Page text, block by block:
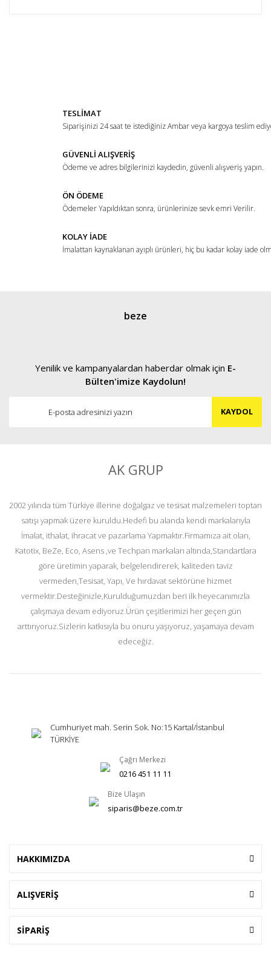
Ürün açıklamasında eksik bilgiler bulunuyor.
Ürün fiyatı diğer sitelerden daha pahalı.
Bu ürüne benzer farklı alternatifler olmalı.
Gönder
TESLİMAT
Siparişinizi 24 saat te istediğiniz Ambar veya kargoya teslim
GÜVENLİ ALIŞVERİŞ
Ödeme ve adres bilgilerinizi kaydedin, güvenli alışveriş yapın.
ÖN ÖDEME
Ödemeler Yapıldıktan sonra, ürünlerinize sevk emri Verilir.
KOLAY İADE
İmalattan kaynaklanan ayıplı ürünleri, hiç bu kadar kolay iade
beze
Yenilik ve kampanyalardan haberdar olmak için E-
Bülten'imize Kaydolun!
KAYDOL
AK GRUP
2002 yılında tüm Türkiye illerine doğalgaz ve tesisat malzemeleri toptan
satışı yapmak üzere kuruldu.Hedefi bu alanda kendi markalarıyla
İmalat, ithalat, ihracat ve pazarlama Yapmaktır.Firmamıza ait olan,
Katotix, BeZe, Eco, Asens ,ve Techpan markaları altında,Standartlara
göre üretimin yaparak, belgelendirerek, kaliteden taviz
vermeden,Tesisat, Yapı, Ve hırdavat sektörüne hizmet
vermektir.Desteğinizle,Kurulduğumuzdan beri ilk heyecanımızla
çalışmaya devam ediyoruz.Ürün çeşitlerimizi her geçen gün
arttırıyoruz.Sizlerin katkısıyla bu onuru yaşıyoruz, yaşamaya devam
edeceğiz.
Cumhuriyet mah. Serin Sok. No:15 Kartal/İstanbul
TÜRKİYE
Çağrı Merkezi
0216 451 11 11
Bize Ulaşın
siparis@beze.com.tr
HAKKIMIZDA
ALIŞVERİŞ
SİPARİŞ